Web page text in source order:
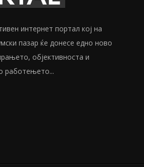
интернет портал кој на
пазар ќе донесе едно ново
објективноста и
работењето...